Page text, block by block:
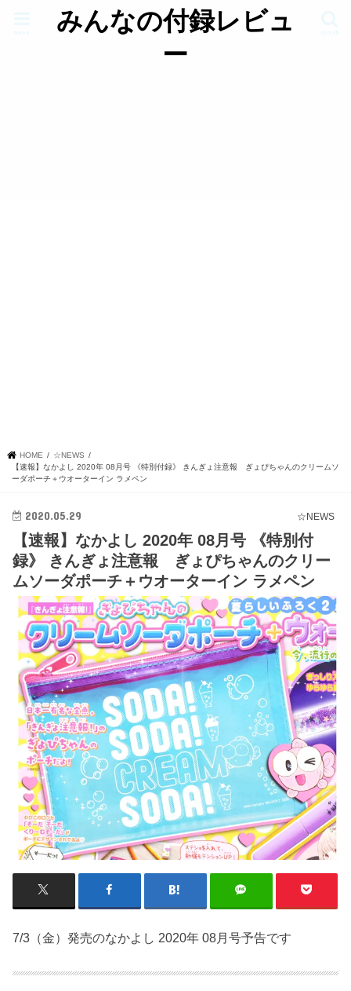
みんなの付録レビュ
ー
HOME
☆NEWS
【速報】なかよし 2020年 08月号 《特別付録》 きんぎょ注意報 ぎょぴちゃんのクリームソ
ーダポーチ＋ウオーターイン ラメペン
☆NEWS
2020.05.29
【速報】なかよし 2020年 08月号 《特別付
録》 きんぎょ注意報 ぎょぴちゃんのクリー
ムソーダポーチ＋ウオーターイン ラメペン
7/3（金）発売のなかよし 2020年 08月号予告です